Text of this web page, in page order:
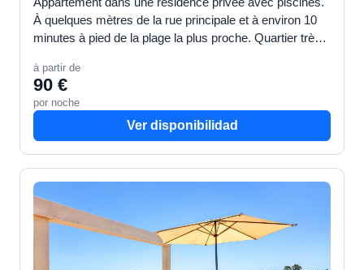
À quelques mètres de la rue principale et à environ 10
minutes à pied de la plage la plus proche. Quartier très
à partir de
90 €
por noche
Ver disponibilidad